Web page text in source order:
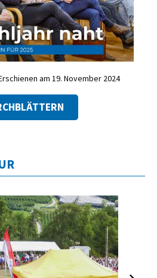
am 19. November 2024